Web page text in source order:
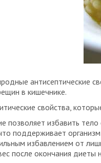
антисептические
в кишечнике.
свойства,
позволяет избавить
поддерживает
избавлением от
после окончания диеты